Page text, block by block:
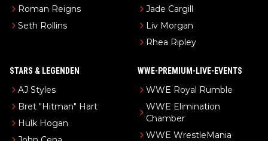
Roman Reigns
Seth Rollins
Jade Cargill
Liv Morgan
Rhea Ripley
STARS & LEGENDEN
AJ Styles
Bret "Hitman" Hart
Hulk Hogan
WWE-PREMIUM-LIVE-EVENTS
WWE Royal Rumble
WWE Elimination
Chamber
WWE WrestleMania